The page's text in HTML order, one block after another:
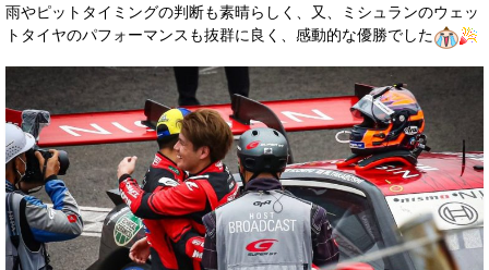
雨やピットタイミングの判断も素晴らしく、又、ミシュランのウェッ
トタイヤのパフォーマンスも抜群に良く、感動的な優勝でした